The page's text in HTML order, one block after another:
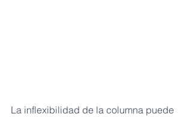
La inflexibilidad de la columna puede